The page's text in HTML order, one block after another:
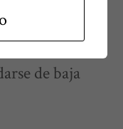
o
de baja